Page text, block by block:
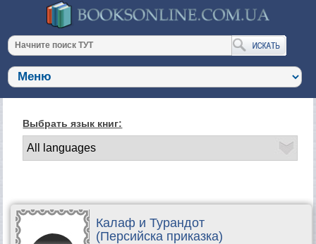
Выбрать язык книг:
Калаф и Турандот
(Персийска приказка)